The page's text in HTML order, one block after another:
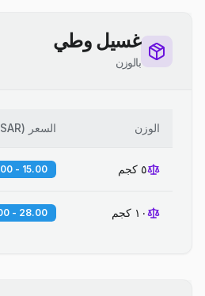
غسيل وطي
بالوزن
الوزن السعر (
SAR
٥ كجم 15.00 - 20.00 SAR
١٠ كجم 28.00 - 35.00 SAR